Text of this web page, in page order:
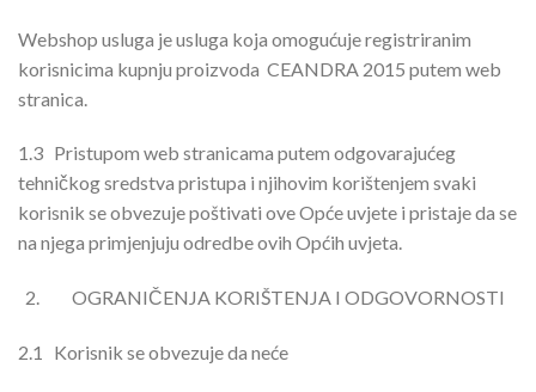
Webshop usluga je usluga koja omogućuje registriranim
korisnicima kupnju proizvoda CEANDRA 2015 putem web
stranica.
1.3 Pristupom web stranicama putem odgovarajućeg
tehničkog sredstva pristupa i njihovim korištenjem svaki
korisnik se obvezuje poštivati ove Opće uvjete i pristaje da se
na njega primjenjuju odredbe ovih Općih uvjeta.
OGRANIČENJA KORIŠTENJA I ODGOVORNOSTI
2.1 Korisnik se obvezuje da neće